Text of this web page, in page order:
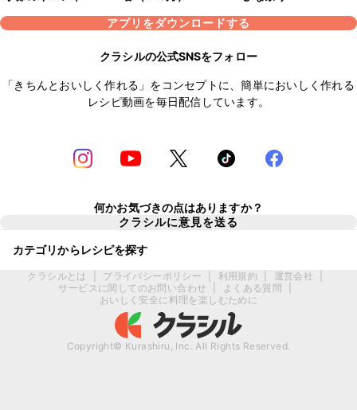
アプリをダウンロードする
クラシルの公式SNSをフォロー
「きちんとおいしく作れる」をコンセプトに、簡単においしく作れる
レシピ動画を毎日配信しています。
何かお気づきの点はありますか？
クラシルに意見を送る
カテゴリからレシピを探す
クラシルとは プライバシーポリシー 利用規約 運営会社
サービスに関してのお問い合わせ
よくある質問
おいしく安全に料理を楽しむために
Copyright© Kurashiru, Inc. All Rights Reserved.